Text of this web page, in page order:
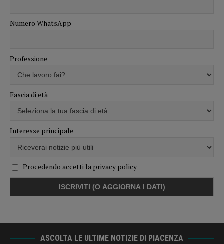
Numero WhatsApp
Professione
Fascia di età
Interesse principale
Procedendo accetti la privacy policy
ASCOLTA LE ULTIME NOTIZIE DI PIACENZA